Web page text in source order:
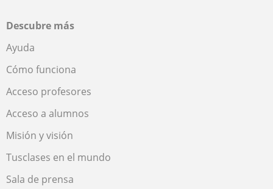
Descubre más
Ayuda
Cómo funciona
Acceso profesores
Acceso a alumnos
Misión y visión
Tusclases en el mundo
Sala de prensa